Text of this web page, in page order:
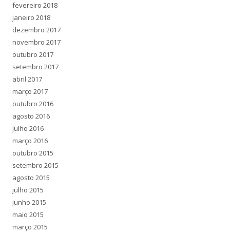
fevereiro 2018
janeiro 2018
dezembro 2017
novembro 2017
outubro 2017
setembro 2017
abril 2017
março 2017
outubro 2016
agosto 2016
julho 2016
março 2016
outubro 2015
setembro 2015
agosto 2015
julho 2015
junho 2015
maio 2015
março 2015